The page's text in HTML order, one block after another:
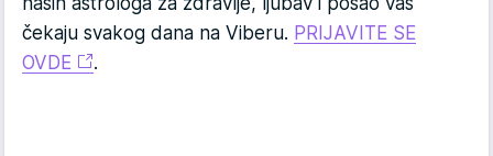
čekaju svakog dana na Viberu. PRIJAVITE SE
OVDE
.